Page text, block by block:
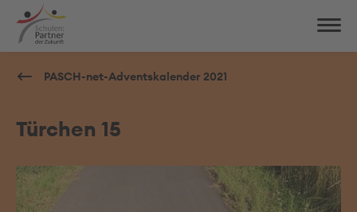
PASCH-net-Adventskalender 2021
Türchen 15